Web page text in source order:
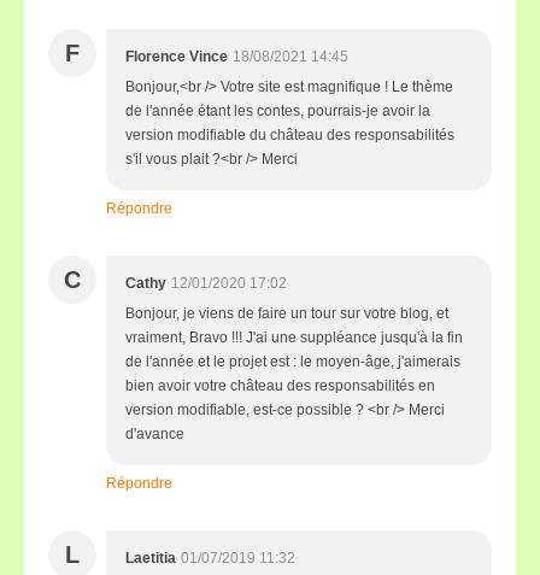
F Florence Vince 18/08/2021 14:45
Bonjour,<br /> Votre site est magnifique ! Le thème
de l'année étant les contes, pourrais-je avoir la
version modifiable du château des responsabilités
s'il vous plait ?<br /> Merci
Répondre
C Cathy 12/01/2020 17:02
Bonjour, je viens de faire un tour sur votre blog, et
vraiment, Bravo !!! J'ai une suppléance jusqu'à la fin
de l'année et le projet est : le moyen-âge, j'aimerais
bien avoir votre château des responsabilités en
version modifiable, est-ce possible ? <br /> Merci
d'avance
Répondre
L Laetitia 01/07/2019 11:32